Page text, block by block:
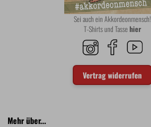
Sei auch ein Akkordeonmensch!
T-Shirts und Tassehier
Vertrag widerrufen
Mehr über...